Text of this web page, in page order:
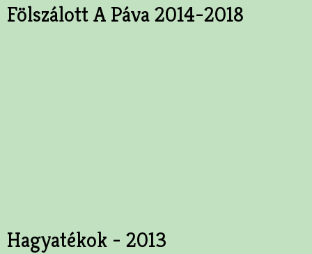
Fölszálott A Páva 2014-2018
Hagyatékok - 2013